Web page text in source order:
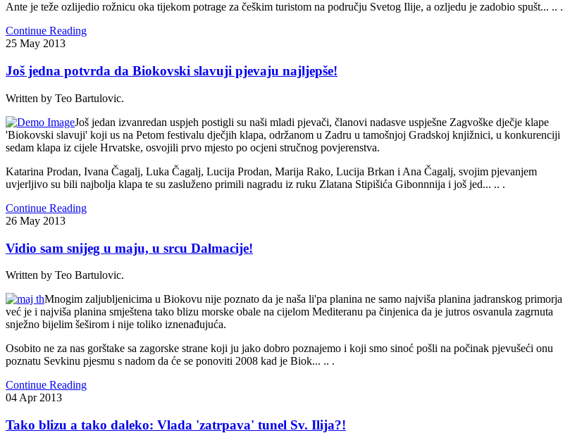
Ante je teže ozlijedio rožnicu oka tijekom potrage za češkim turistom na području Svetog Ilije, a ozljedu je zadobio spušt... .. .
Continue Reading
25 May 2013
Još jedna potvrda da Biokovski slavuji pjevaju najljepše!
Written by Teo Bartulovic.
Još jedan izvanredan uspjeh postigli su naši mladi pjevači, članovi nadasve uspješne Zagvoške dječje klape
'Biokovski slavuji' koji us na Petom festivalu dječjih klapa, održanom u Zadru u tamošnjoj Gradskoj knjižnici, u konkurenciji
sedam klapa iz cijele Hrvatske, osvojili prvo mjesto po ocjeni stručnog povjerenstva.
Katarina Prodan, Ivana Čagalj, Luka Čagalj, Lucija Prodan, Marija Rako, Lucija Brkan i Ana Čagalj, svojim pjevanjem
uvjerljivo su bili najbolja klapa te su zasluženo primili nagradu iz ruku Zlatana Stipišića Gibonnnija i još jed... .. .
Continue Reading
26 May 2013
Vidio sam snijeg u maju, u srcu Dalmacije!
Written by Teo Bartulovic.
Mnogim zaljubljenicima u Biokovu nije poznato da je naša li'pa planina ne samo najviša planina jadranskog primorja
već je i najviša planina smještena tako blizu morske obale na cijelom Mediteranu pa činjenica da je jutros osvanula zagrnuta
snježno bijelim šeširom i nije toliko iznenađujuća.
Osobito ne za nas gorštake sa zagorske strane koji ju jako dobro poznajemo i koji smo sinoć pošli na počinak pjevušeći onu
poznatu Sevkinu pjesmu s nadom da će se ponoviti 2008 kad je Biok... .. .
Continue Reading
04 Apr 2013
Tako blizu a tako daleko: Vlada 'zatrpava' tunel Sv. Ilija?!